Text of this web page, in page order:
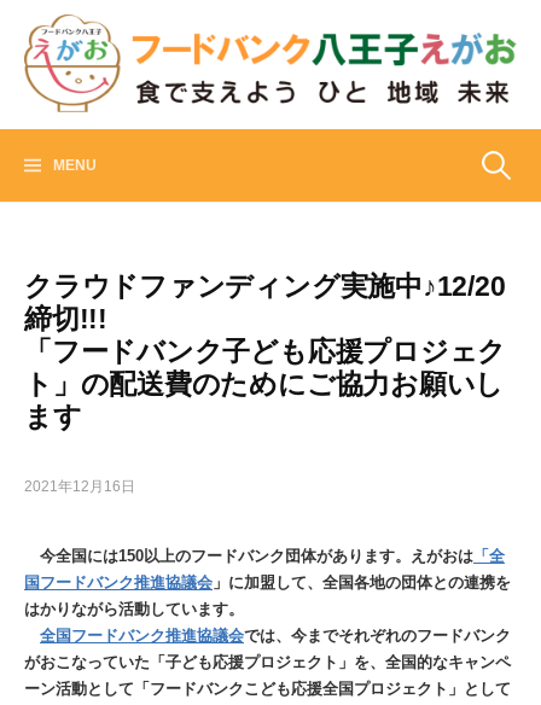
content
MENU 検
クラウドファンディング実施中♪12/20
締切!!!
「フードバンク子ども応援プロジェク
ト」の配送費のためにご協力お願いし
ます
2021年12月16日
今全国には150以上のフードバンク団体があります。えがおは 「全
国フードバンク推進協議会 」に加盟して、全国各地の団体との連携を
はかりながら活動しています。
全国フードバンク推進協議会では、今までそれぞれのフードバンク
がおこなっていた「子ども応援プロジェクト」を、全国的なキャンペ
ーン活動として「フードバンクこども応援全国プロジェクト」として